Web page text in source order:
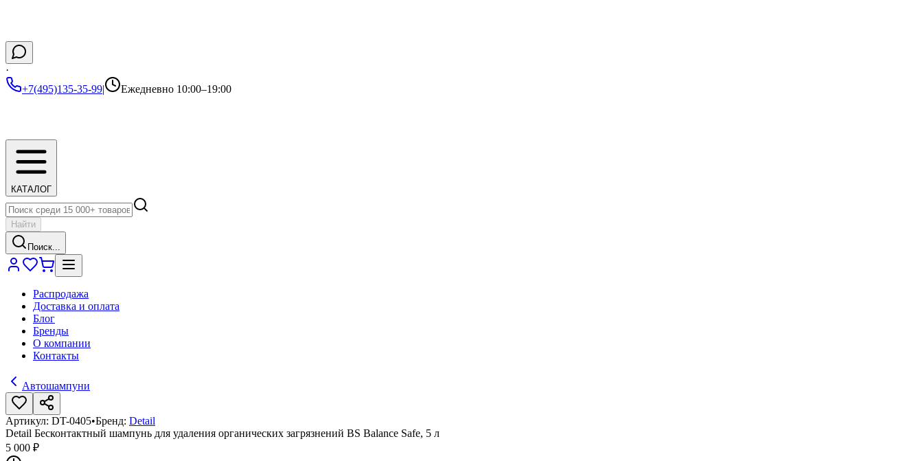
·
+7(495)135-35-99| Ежедневно 10:00–19:00
КАТАЛОГ
Найти
Поиск...
Распродажа
Доставка и оплата
Блог
Бренды
О компании
Контакты
Автошампуни
Артикул: DT-0405•Бренд: Detail
Detail Бесконтактный шампунь для удаления органических загрязнений BS Balance Safe, 5 л
5 000 ₽